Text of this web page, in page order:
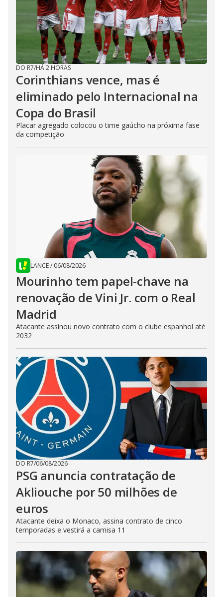
DO R7/HÁ 2 HORAS
Corinthians vence, mas é
eliminado pelo Internacional na
Copa do Brasil
Placar agregado colocou o time gaúcho na próxima fase
da competição
LANCE/ 06/08/2026
Mourinho tem papel-chave na
renovação de Vini Jr. com o Real
Madrid
Atacante assinou novo contrato com o clube espanhol até
2032
DO R7/06/08/2026
PSG anuncia contratação de
Akliouche por 50 milhões de
euros
Atacante deixa o Monaco, assina contrato de cinco
temporadas e vestirá a camisa 11